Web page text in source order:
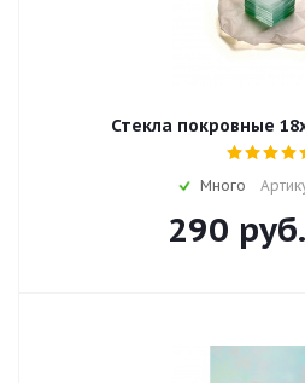
Стекла покровные
Много
290 руб.